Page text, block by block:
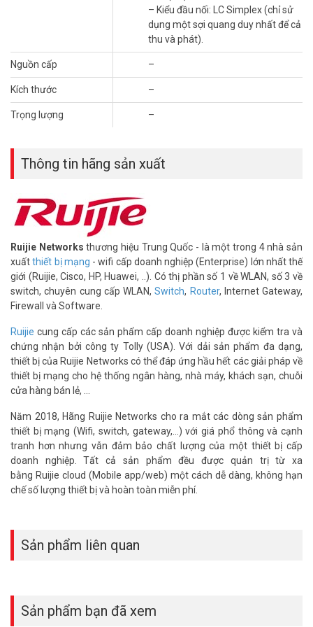
Module Reyee NIS-GE-SFP-20KM-SM1310-BIDI là giải pháp đáng
tin cậy cho kết nối khoảng cách xa đến 20km. Liên hệ ngay
thông tin tại
– Kiểu đầu nối: LC Simplex (chỉ sử
dụng một sợi quang duy nhất để cả
thu và phát).
Nguồn cấp –
Kích thước –
Trọng lượng –
Thông tin hãng sản xuất
Ruijie Networks thương hiệu Trung Quốc - là một trong 4 nhà sản
xuấtthiết bị mạng - wifi cấp doanh nghiệp (Enterprise) lớn nhất thế
giới (Ruijie, Cisco, HP, Huawei, ..). Có thị phần số 1 về WLAN, số 3 về
switch, chuyên cung cấp WLAN,Switch, Router, Internet Gateway,
Firewall và Software.
Ruijie cung cấp các sản phẩm cấp doanh nghiệp được kiểm tra và
chứng nhận bởi công ty Tolly (USA). Với dải sản phẩm đa dạng,
thiết bị của Ruijie Networks có thể đáp ứng hầu hết các giải pháp về
thiết bị mạng cho hệ thống ngân hàng, nhà máy, khách sạn, chuỗi
cửa hàng bán lẻ, ...
Năm 2018, Hãng Ruijie Networks cho ra mắt các dòng sản phẩm
thiết bị mạng (Wifi, switch, gateway,...) với giá phổ thông và cạnh
tranh hơn nhưng vẫn đảm bảo chất lượng của một thiết bị cấp
doanh nghiệp. Tất cả sản phẩm đều được quản trị từ xa
bằng Ruijie cloud (Mobile app/web) một cách dễ dàng, không hạn
chế số lượng thiết bị và hoàn toàn miễn phí.
Sản phẩm liên quan
Sản phẩm bạn đã xem